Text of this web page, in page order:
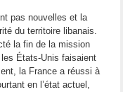
pas nouvelles et la
du territoire libanais.
la fin de la mission
États-Unis faisaient
la France a réussi à
en l’état actuel,